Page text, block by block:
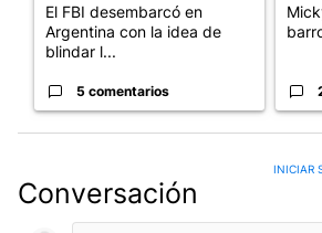
El FBI desembarcó en
Argentina con la idea de
blindar l...
5 comentarios
Conversación
INICIAR